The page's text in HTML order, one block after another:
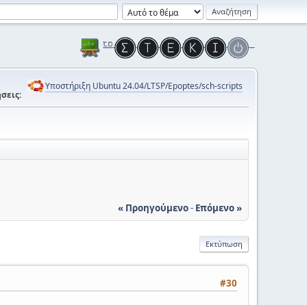
Υποστήριξη Ubuntu 24.04/LTSP/Epoptes/sch-scripts
« Προηγούμενο- Επόμενο »
Εκτύπωση
#30